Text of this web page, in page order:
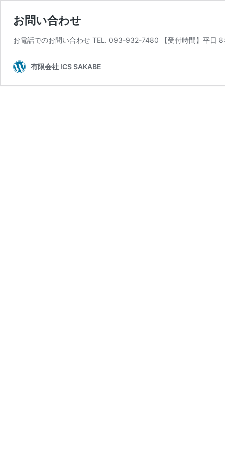
お問い合わせ
お電話でのお問い合わせ TEL. 093-932-7480 【受付時間】平日
有限会社 ICS SAKABE